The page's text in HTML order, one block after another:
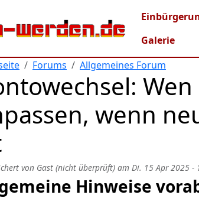
Main
Galerie
Forums Allgemeines Forum
wenn
von Gast (nicht überprüft) am Di. 15 Apr 2025 -
Hinweise